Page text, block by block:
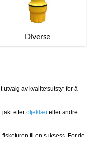
Diverse
utvalg av kvalitetsutstyr for å
jakt etter o ljeklær eller andre
til en suksess. For de